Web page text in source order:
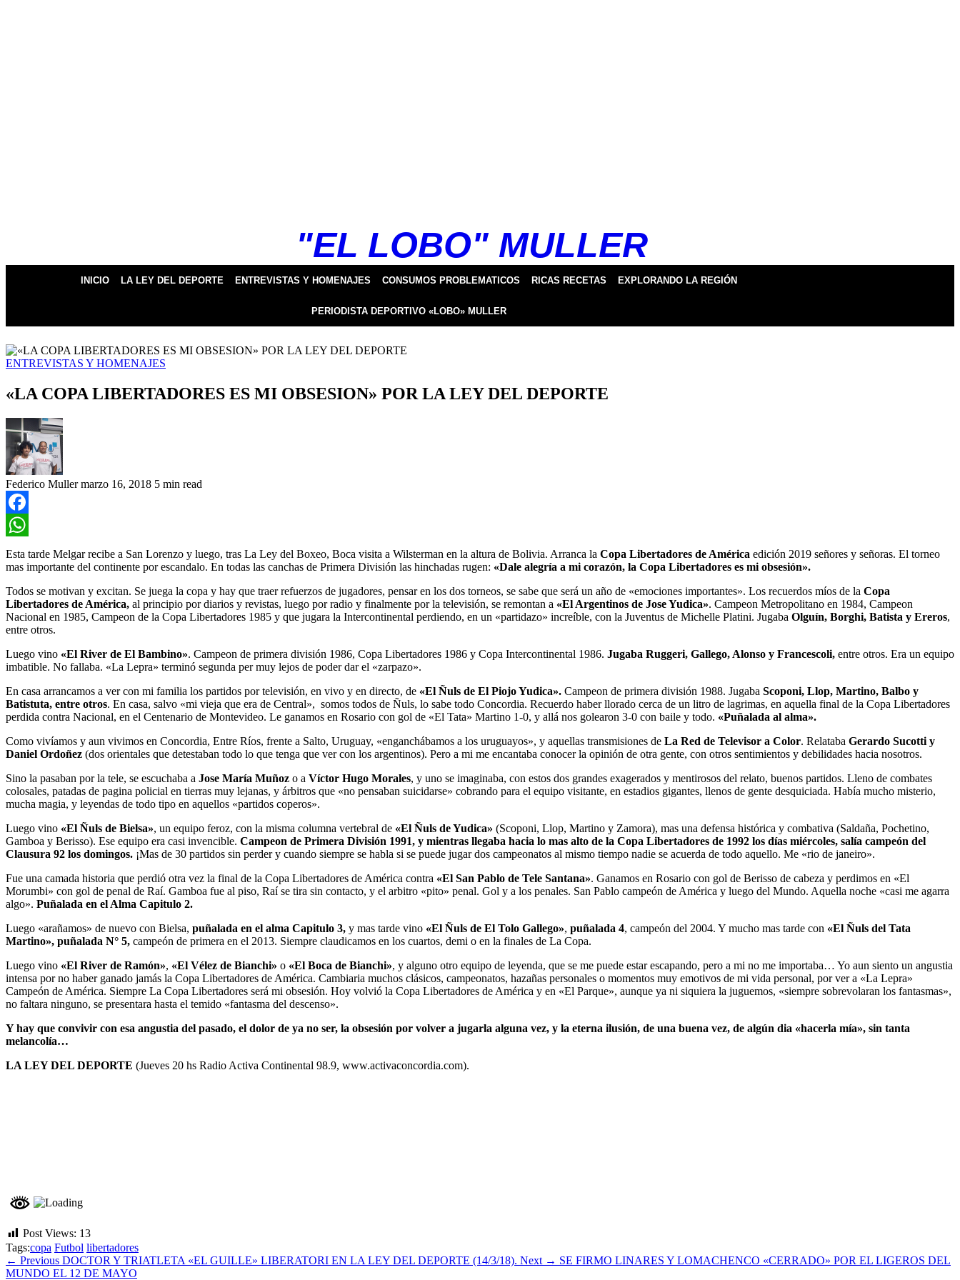
"EL LOBO" MULLER
INICIO LA LEY DEL DEPORTE ENTREVISTAS Y HOMENAJES CONSUMOS PROBLEMATICOS RICAS RECETAS EXPLORANDO LA REGIÓN
PERIODISTA DEPORTIVO «LOBO» MULLER
ENTREVISTAS Y HOMENAJES
«LA COPA LIBERTADORES ES MI OBSESION» POR LA LEY DEL DEPORTE
Federico Muller marzo 16, 2018 5 min read
Facebook
WhatsApp
Esta tarde Melgar recibe a San Lorenzo y luego, tras La Ley del Boxeo, Boca visita a Wilsterman en la altura de Bolivia. Arranca la Copa Libertadores de América edición 2019 señores y señoras. El torneo
mas importante del continente por escandalo. En todas las canchas de Primera División las hinchadas rugen: «Dale alegría a mi corazón, la Copa Libertadores es mi obsesión».
Todos se motivan y excitan. Se juega la copa y hay que traer refuerzos de jugadores, pensar en los dos torneos, se sabe que será un año de «emociones importantes». Los recuerdos míos de la Copa
Libertadores de América, al principio por diarios y revistas, luego por radio y finalmente por la televisión, se remontan a «El Argentinos de Jose Yudica». Campeon Metropolitano en 1984, Campeon
Nacional en 1985, Campeon de la Copa Libertadores 1985 y que jugara la Intercontinental perdiendo, en un «partidazo» increíble, con la Juventus de Michelle Platini. Jugaba Olguín, Borghi, Batista y Ereros,
entre otros.
Luego vino «El River de El Bambino». Campeon de primera división 1986, Copa Libertadores 1986 y Copa Intercontinental 1986. Jugaba Ruggeri, Gallego, Alonso y Francescoli, entre otros. Era un equipo
imbatible. No fallaba. «La Lepra» terminó segunda per muy lejos de poder dar el «zarpazo».
En casa arrancamos a ver con mi familia los partidos por televisión, en vivo y en directo, de «El Ñuls de El Piojo Yudica». Campeon de primera división 1988. Jugaba Scoponi, Llop, Martino, Balbo y
Batistuta, entre otros. En casa, salvo «mi vieja que era de Central», somos todos de Ñuls, lo sabe todo Concordia. Recuerdo haber llorado cerca de un litro de lagrimas, en aquella final de la Copa Libertadores
perdida contra Nacional, en el Centenario de Montevideo. Le ganamos en Rosario con gol de «El Tata» Martino 1-0, y allá nos golearon 3-0 con baile y todo. «Puñalada al alma».
Como vivíamos y aun vivimos en Concordia, Entre Ríos, frente a Salto, Uruguay, «enganchábamos a los uruguayos», y aquellas transmisiones de La Red de Televisor a Color. Relataba Gerardo Sucotti y
Daniel Ordoñez (dos orientales que detestaban todo lo que tenga que ver con los argentinos). Pero a mi me encantaba conocer la opinión de otra gente, con otros sentimientos y debilidades hacia nosotros.
Sino la pasaban por la tele, se escuchaba a Jose María Muñoz o a Víctor Hugo Morales, y uno se imaginaba, con estos dos grandes exagerados y mentirosos del relato, buenos partidos. Lleno de combates
colosales, patadas de pagina policial en tierras muy lejanas, y árbitros que «no pensaban suicidarse» cobrando para el equipo visitante, en estadios gigantes, llenos de gente desquiciada. Había mucho misterio,
mucha magia, y leyendas de todo tipo en aquellos «partidos coperos».
Luego vino «El Ñuls de Bielsa», un equipo feroz, con la misma columna vertebral de «El Ñuls de Yudica» (Scoponi, Llop, Martino y Zamora), mas una defensa histórica y combativa (Saldaña, Pochetino,
Gamboa y Berisso). Ese equipo era casi invencible. Campeon de Primera División 1991, y mientras llegaba hacia lo mas alto de la Copa Libertadores de 1992 los días miércoles, salía campeón del
Clausura 92 los domingos. ¡Mas de 30 partidos sin perder y cuando siempre se habla si se puede jugar dos campeonatos al mismo tiempo nadie se acuerda de todo aquello. Me «rio de janeiro».
Fue una camada historia que perdió otra vez la final de la Copa Libertadores de América contra «El San Pablo de Tele Santana». Ganamos en Rosario con gol de Berisso de cabeza y perdimos en «El
Morumbi» con gol de penal de Raí. Gamboa fue al piso, Raí se tira sin contacto, y el arbitro «pito» penal. Gol y a los penales. San Pablo campeón de América y luego del Mundo. Aquella noche «casi me agarra
algo». Puñalada en el Alma Capitulo 2.
Luego «arañamos» de nuevo con Bielsa, puñalada en el alma Capitulo 3, y mas tarde vino «El Ñuls de El Tolo Gallego», puñalada 4, campeón del 2004. Y mucho mas tarde con «El Ñuls del Tata
Martino», puñalada N° 5, campeón de primera en el 2013. Siempre claudicamos en los cuartos, demi o en la finales de La Copa.
Luego vino «El River de Ramón», «El Vélez de Bianchi» o «El Boca de Bianchi», y alguno otro equipo de leyenda, que se me puede estar escapando, pero a mi no me importaba… Yo aun siento un angustia
intensa por no haber ganado jamás la Copa Libertadores de América. Cambiaria muchos clásicos, campeonatos, hazañas personales o momentos muy emotivos de mi vida personal, por ver a «La Lepra»
Campeón de América. Siempre La Copa Libertadores será mi obsesión. Hoy volvió la Copa Libertadores de América y en «El Parque», aunque ya ni siquiera la juguemos, «siempre sobrevolaran los fantasmas»,
no faltara ninguno, se presentara hasta el temido «fantasma del descenso».
Y hay que convivir con esa angustia del pasado, el dolor de ya no ser, la obsesión por volver a jugarla alguna vez, y la eterna ilusión, de una buena vez, de algún dia «hacerla mía», sin tanta
melancolía…
LA LEY DEL DEPORTE (Jueves 20 hs Radio Activa Continental 98.9, www.activaconcordia.com).
Post Views: 13
Tags:copa Futbol libertadores
← Previous DOCTOR Y TRIATLETA «EL GUILLE» LIBERATORI EN LA LEY DEL DEPORTE (14/3/18). Next → SE FIRMO LINARES Y LOMACHENCO «CERRADO» POR EL LIGEROS DEL
MUNDO EL 12 DE MAYO